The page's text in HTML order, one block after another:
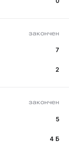
закончен
7
2
закончен
5
4 Б